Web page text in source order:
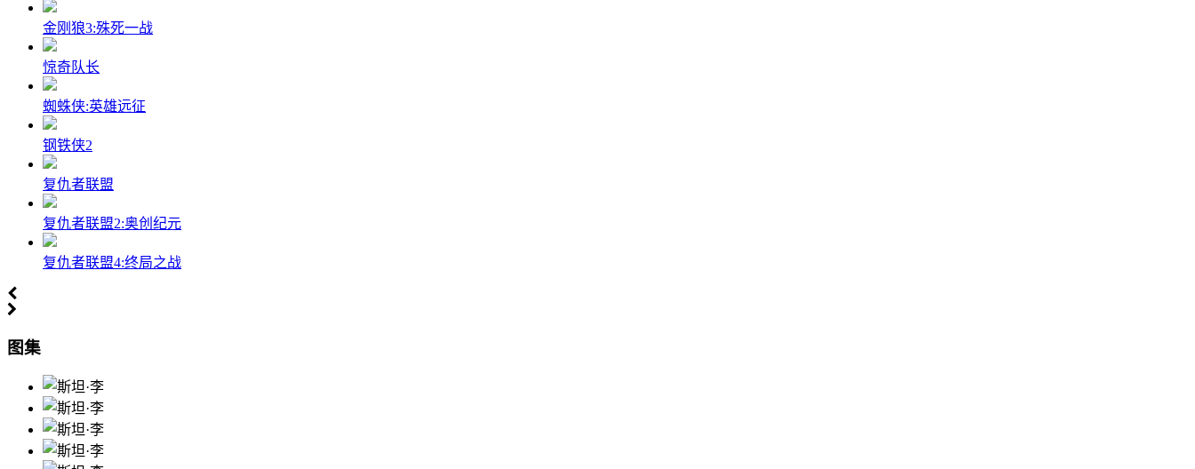
金刚狼3:殊死一战
惊奇队长
蜘蛛侠:英雄远征
钢铁侠2
复仇者联盟
复仇者联盟2:奥创纪元
复仇者联盟4:终局之战
图集